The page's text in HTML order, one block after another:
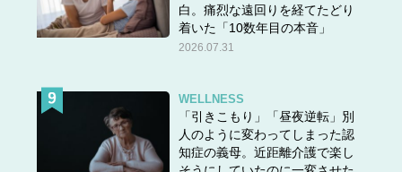
白。痛烈な遠回りを経てたどり
着いた「10数年目の本音」
2026.07.31
WELLNESS
「引きこもり」「昼夜逆転」別
人のように変わってしまった認
知症の義母。近距離介護で楽し